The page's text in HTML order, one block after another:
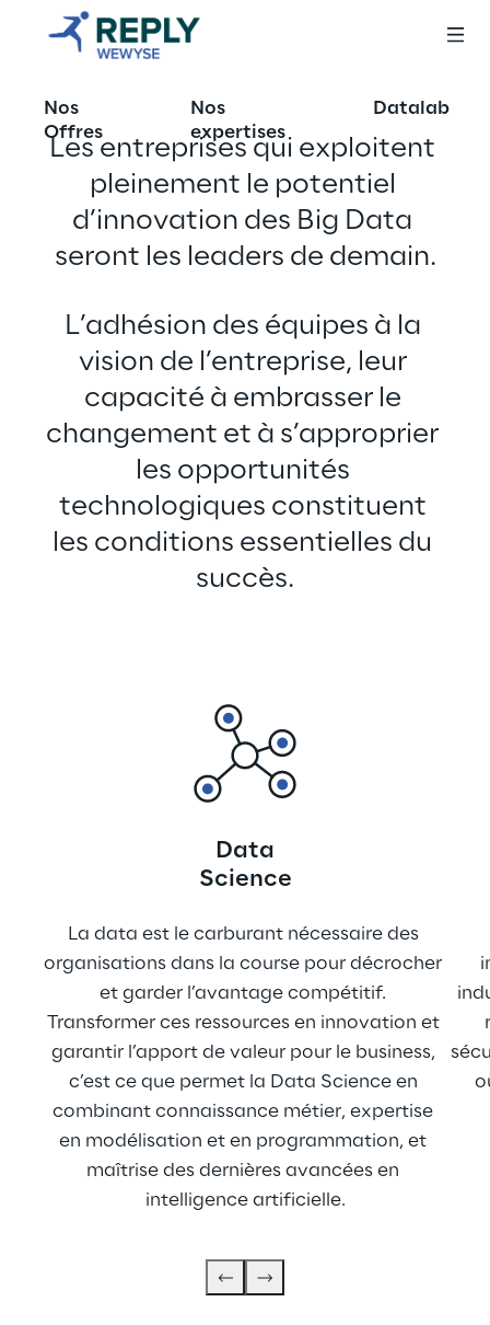
Nos
Offres
Nos
expertises
Datalab
Les entreprises qui exploitent
pleinement le potentiel
d’innovation des Big Data
seront les leaders de demain.
L’adhésion des équipes à la
vision de l’entreprise, leur
capacité à embrasser le
changement et à s’approprier
les opportunités
technologiques constituent
les conditions essentielles du
succès.
Data
Science
La data est le carburant nécessaire des
organisations dans la course pour décrocher
et garder l’avantage compétitif.
Transformer ces ressources en innovation et
garantir l’apport de valeur pour le business,
c’est ce que permet la Data Science en
combinant connaissance métier, expertise
en modélisation et en programmation, et
maîtrise des dernières avancées en
intelligence artificielle.